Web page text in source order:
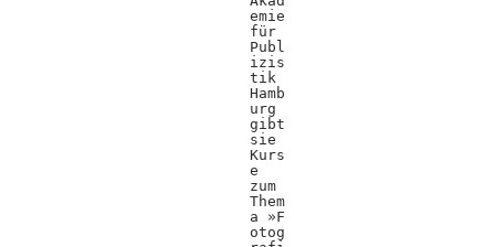
emie
für
Publ
izis
tik
Hamb
urg
gibt
sie
Kurs
e
zum
Them
a »F
otog